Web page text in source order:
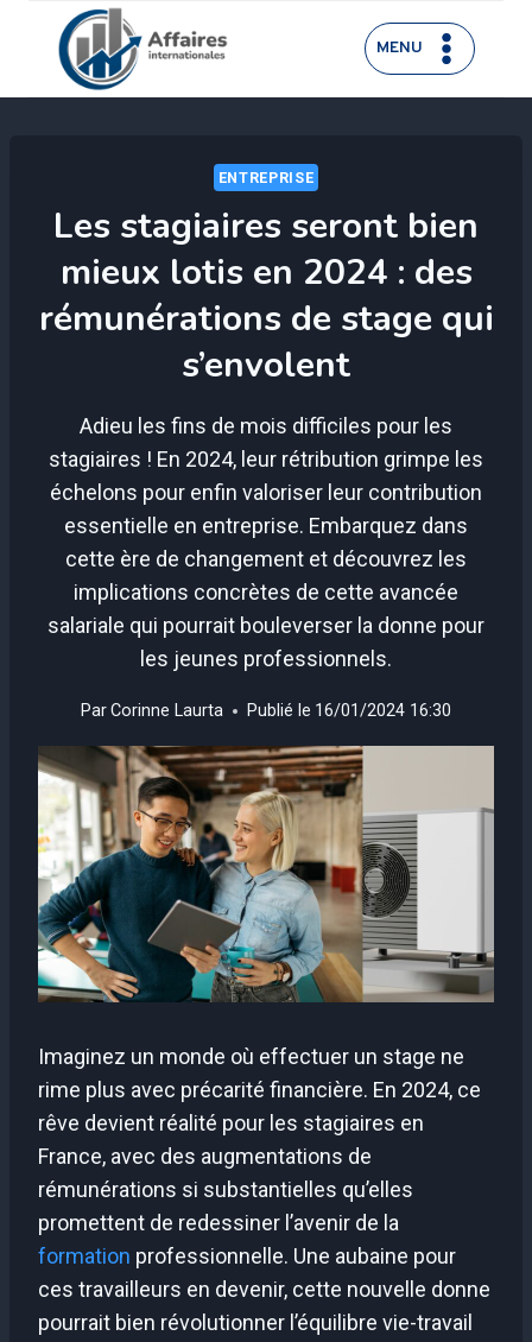
contenu
MENU
ENTREPRISE
Les stagiaires seront bien
mieux lotis en 2024 : des
rémunérations de stage qui
s’envolent
Adieu les fins de mois difficiles pour les
stagiaires ! En 2024, leur rétribution grimpe les
échelons pour enfin valoriser leur contribution
essentielle en entreprise. Embarquez dans
cette ère de changement et découvrez les
implications concrètes de cette avancée
salariale qui pourrait bouleverser la donne pour
les jeunes professionnels.
ParCorinne Laurta Publié le 16/01/2024 16:30
Imaginez un monde où effectuer un stage ne
rime plus avec précarité financière. En 2024, ce
rêve devient réalité pour les stagiaires en
France, avec des augmentations de
rémunérations si substantielles qu’elles
promettent de redessiner l’avenir de la
formation professionnelle. Une aubaine pour
ces travailleurs en devenir, cette nouvelle donne
pourrait bien révolutionner l’équilibre vie-travail